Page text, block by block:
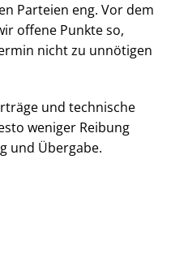
Parteien eng. Vor dem
offene Punkte so,
nicht zu unnötigen
und technische
weniger Reibung
und Übergabe.